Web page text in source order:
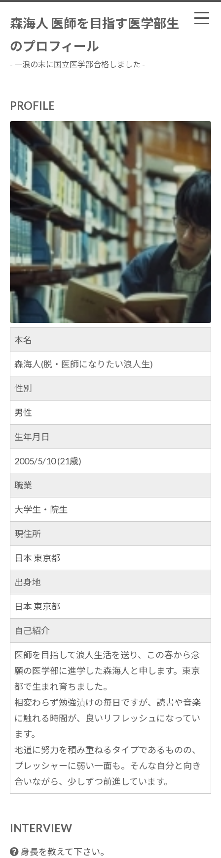
森海人 医師を目指す医学部生
のプロフィール
- 一浪の末に国立医学部合格しました -
PROFILE
本名
森海人(脱・医師になりたい浪人生)
性別
男性
生年月日
2005/5/10(21歳)
職業
大学生・院生
現住所
日本 東京都
出身地
日本 東京都
自己紹介
医師を目指して浪人生活を送り、この春から念
願の医学部に進学した森海人と申します。東京
都で生まれ育ちました。
相変わらず勉強漬けの毎日ですが、読書や音楽
に触れる時間が、良いリフレッシュになってい
ます。
地道に努力を積み重ねるタイプであるものの、
プレッシャーに弱い一面も。そんな自分と向き
合いながら、少しずつ前進しています。
INTERVIEW
身長を教えて下さい。